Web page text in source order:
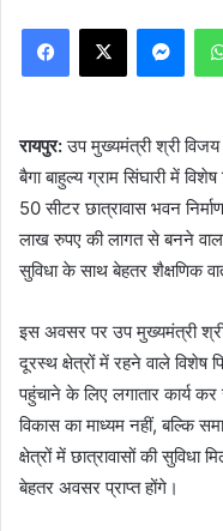
Facebook
X
रायपुर:उप मुख्यमंत्री श्री
बैगा बाहुल्य ग्राम सिंघारी में
50 सीटर छात्रावास भवन
लाख रुपए की लागत से बनने वाला
सुविधा के साथ बेहतर शैक्षणिक
इस अवसर पर उप मुख्यमंत्री
दूरस्थ क्षेत्रों में रहने वाले विशेष
पहुंचाने के लिए लगातार कार्य कर
विकास का माध्यम नहीं, बल्कि
क्षेत्रों में छात्रावासों की सुविधा
बेहतर अवसर प्राप्त होंगे।